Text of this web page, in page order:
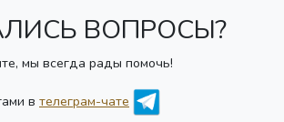
ВОПРОСЫ?
мы всегда рады помочь!
в телеграм-чате